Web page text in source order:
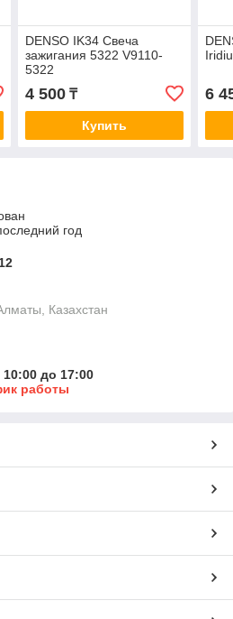
DENSO IK34 Свеча
зажигания 5322 V9110-
5322
4 500₸
Купить
6
год
Казахстан
10:00 до 17:00
работы